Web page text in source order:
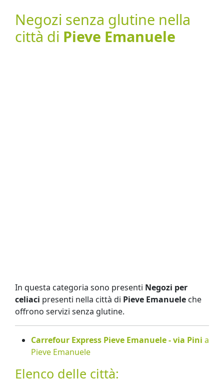
Negozi senza glutine nella
città di Pieve Emanuele
In questa categoria sono presenti Negozi per
celiaci presenti nella città di Pieve Emanuele che
offrono servizi senza glutine.
Carrefour Express Pieve Emanuele - via Pini a
Pieve Emanuele
Elenco delle città: